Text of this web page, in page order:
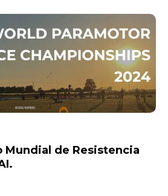
Mundial de Resistencia